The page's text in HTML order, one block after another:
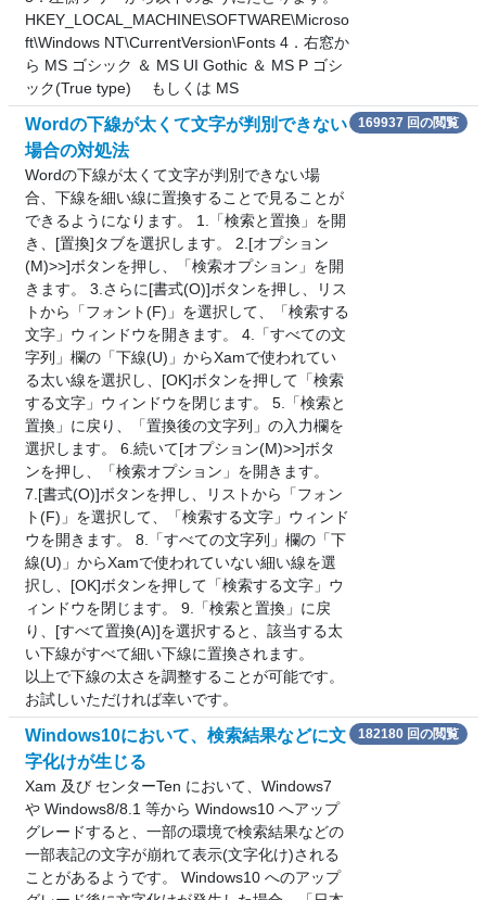
HKEY_LOCAL_MACHINE\SOFTWARE\Microso
ft\Windows NT\CurrentVersion\Fonts 4．右窓か
ら MS ゴシック ＆ MS UI Gothic ＆ MS P ゴシ
ック(True type) もしくは MS
Wordの下線が太くて文字が判別できない
場合の対処法
Wordの下線が太くて文字が判別できない場
合、下線を細い線に置換することで見ることが
できるようになります。 1.「検索と置換」を開
き、[置換]タブを選択します。 2.[オプション
(M)>>]ボタンを押し、「検索オプション」を開
きます。 3.さらに[書式(O)]ボタンを押し、リス
トから「フォント(F)」を選択して、「検索する
文字」ウィンドウを開きます。 4.「すべての文
字列」欄の「下線(U)」からXamで使われてい
る太い線を選択し、[OK]ボタンを押して「検索
する文字」ウィンドウを閉じます。 5.「検索と
置換」に戻り、「置換後の文字列」の入力欄を
選択します。 6.続いて[オプション(M)>>]ボタ
ンを押し、「検索オプション」を開きます。
7.[書式(O)]ボタンを押し、リストから「フォン
ト(F)」を選択して、「検索する文字」ウィンド
ウを開きます。 8.「すべての文字列」欄の「下
線(U)」からXamで使われていない細い線を選
択し、[OK]ボタンを押して「検索する文字」ウ
ィンドウを閉じます。 9.「検索と置換」に戻
り、[すべて置換(A)]を選択すると、該当する太
い下線がすべて細い下線に置換されます。
以上で下線の太さを調整することが可能です。
お試しいただければ幸いです。
169937 回の閲覧
Windows10において、検索結果などに文
字化けが生じる
Xam 及び センターTen において、Windows7
や Windows8/8.1 等から Windows10 へアップ
グレードすると、一部の環境で検索結果などの
一部表記の文字が崩れて表示(文字化け)される
ことがあるようです。 Windows10 へのアップ
182180 回の閲覧